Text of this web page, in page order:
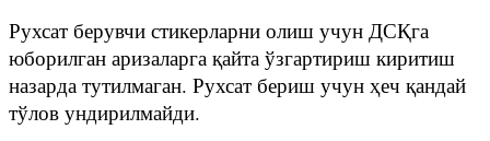
Рухсат берувчи стикерларни олиш учун ДСҚга
юборилган аризаларга қайта ўзгартириш киритиш
назарда тутилмаган. Рухсат бериш учун ҳеч қандай
тўлов ундирилмайди.